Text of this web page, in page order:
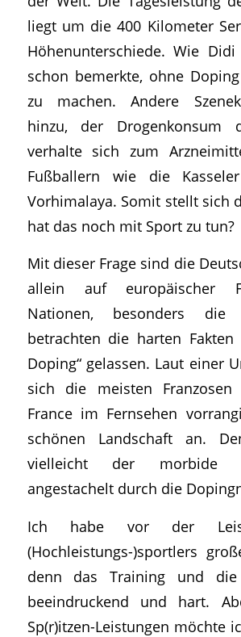
liegt um die 400 Kilometer
Höhenunterschiede. Wie
schon bemerkte, ohne
zu machen. Andere
hinzu, der Drogenkonsum
verhalte sich zum
Fußballern wie die
Vorhimalaya. Somit stellt sich
hat das noch mit Sport zu tun?
Mit dieser Frage sind die
allein auf europäischer
Nationen, besonders die
betrachten die harten
Doping“ gelassen. Laut einer
sich die meisten
France im Fernsehen
schönen Landschaft an.
vielleicht der morbide
angestachelt durch die
Ich habe vor der
(Hochleistungs-)sportlers
denn das Training und
beeindruckend und hart.
Sp(r)itzen-Leistungen möchte